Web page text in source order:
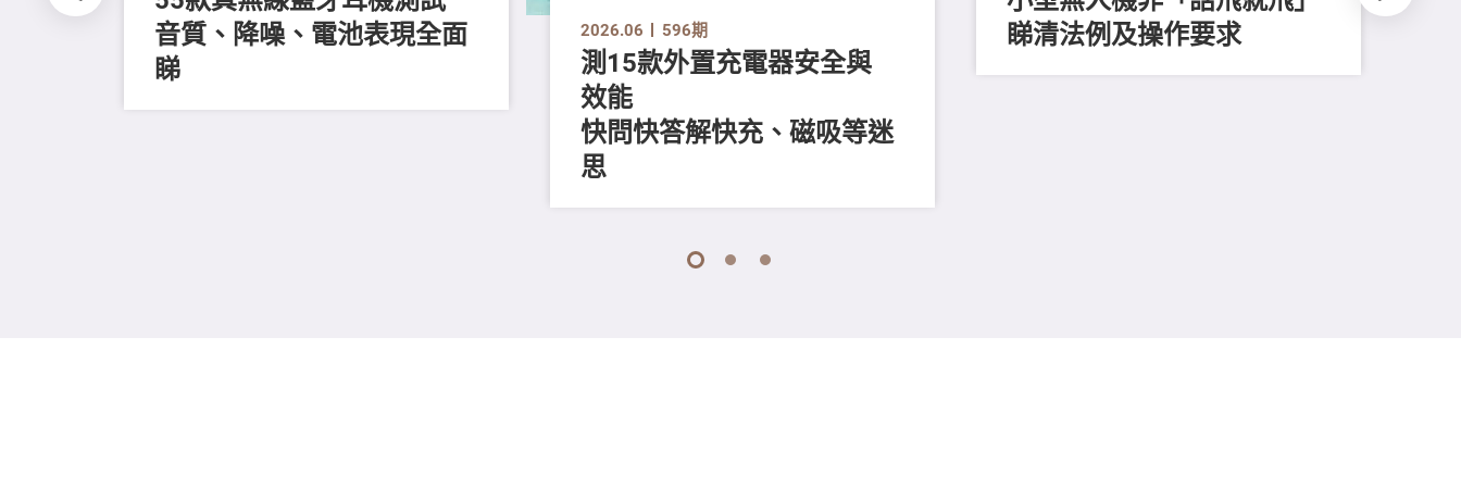
音質、降噪、電池表現全面
睇
2026.06 596期
測15款外置充電器安全與
效能
快問快答解快充、磁吸等迷
思
睇清法例及操作要求
1 2 3